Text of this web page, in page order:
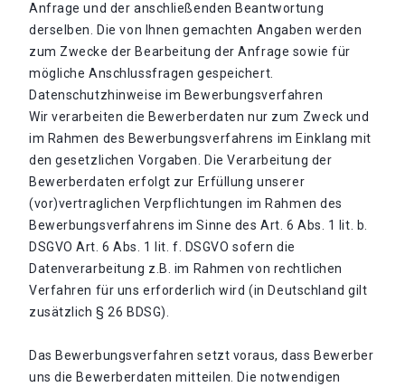
Anfrage und der anschließenden Beantwortung
derselben. Die von Ihnen gemachten Angaben werden
zum Zwecke der Bearbeitung der Anfrage sowie für
mögliche Anschlussfragen gespeichert.
Datenschutzhinweise im Bewerbungsverfahren
Wir verarbeiten die Bewerberdaten nur zum Zweck und
im Rahmen des Bewerbungsverfahrens im Einklang mit
den gesetzlichen Vorgaben. Die Verarbeitung der
Bewerberdaten erfolgt zur Erfüllung unserer
(vor)vertraglichen Verpflichtungen im Rahmen des
Bewerbungsverfahrens im Sinne des Art. 6 Abs. 1 lit. b.
DSGVO Art. 6 Abs. 1 lit. f. DSGVO sofern die
Datenverarbeitung z.B. im Rahmen von rechtlichen
Verfahren für uns erforderlich wird (in Deutschland gilt
zusätzlich § 26 BDSG).
Das Bewerbungsverfahren setzt voraus, dass Bewerber
uns die Bewerberdaten mitteilen. Die notwendigen